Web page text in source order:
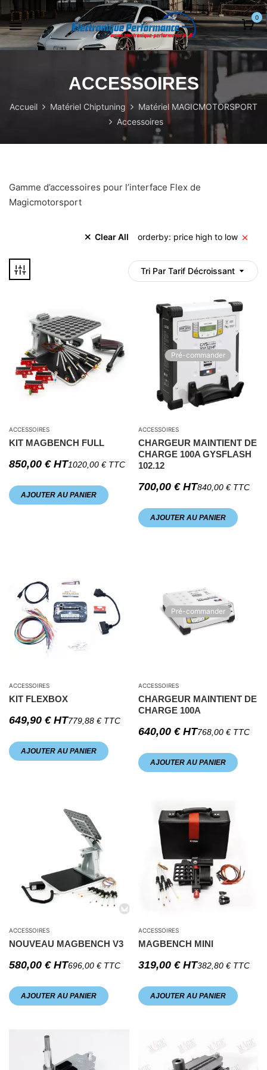
0
ACCESSOIRES
Accueil Matériel Chiptuning
Matériel MAGICMOTORSPORT
Accessoires
Gamme d’accessoires pour l’interface Flex de
Magicmotorsport
Clear All orderby: price high to low
Tri Par Tarif Décroissant
ACCESSOIRES
KIT MAGBENCH FULL
850,00 €HT1020,00 €TTC
AJOUTER AU PANIER
Pré-commander
ACCESSOIRES
CHARGEUR MAINTIENT DE
CHARGE 100A GYSFLASH
102.12
700,00 €HT840,00 €TTC
AJOUTER AU PANIER
ACCESSOIRES
KIT FLEXBOX
649,90 €HT779,88 €TTC
AJOUTER AU PANIER
Pré-commander
ACCESSOIRES
CHARGEUR MAINTIENT DE
CHARGE 100A
640,00 €HT768,00 €TTC
AJOUTER AU PANIER
ACCESSOIRES
NOUVEAU MAGBENCH V3
580,00 €HT696,00 €TTC
AJOUTER AU PANIER
ACCESSOIRES
MAGBENCH MINI
319,00 €HT382,80 €TTC
AJOUTER AU PANIER